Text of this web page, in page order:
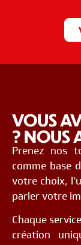
VOUS
? NOUS
Prenez nos
comme base
votre choix,
parler votre
Chaque
création